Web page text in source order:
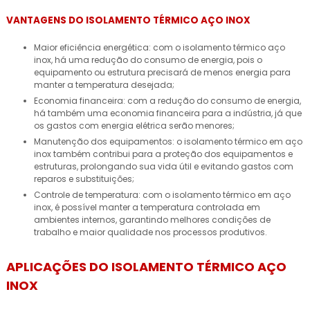
VANTAGENS DO ISOLAMENTO TÉRMICO AÇO INOX
Maior eficiência energética: com o isolamento térmico aço
inox, há uma redução do consumo de energia, pois o
equipamento ou estrutura precisará de menos energia para
manter a temperatura desejada;
Economia financeira: com a redução do consumo de energia,
há também uma economia financeira para a indústria, já que
os gastos com energia elétrica serão menores;
Manutenção dos equipamentos: o isolamento térmico em aço
inox também contribui para a proteção dos equipamentos e
estruturas, prolongando sua vida útil e evitando gastos com
reparos e substituições;
Controle de temperatura: com o isolamento térmico em aço
inox, é possível manter a temperatura controlada em
ambientes internos, garantindo melhores condições de
trabalho e maior qualidade nos processos produtivos.
APLICAÇÕES DO ISOLAMENTO TÉRMICO AÇO
INOX